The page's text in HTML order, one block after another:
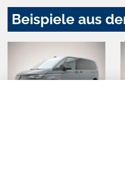
Beispiele aus